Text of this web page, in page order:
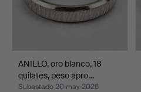
ANILLO, oro blanco, 18
quilates, peso apro…
Subastado 20 may 2026